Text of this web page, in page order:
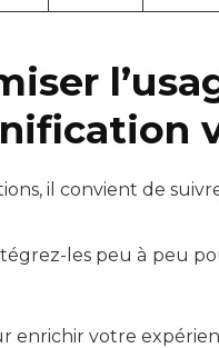
il convient de
les peu à peu
enrichir votre